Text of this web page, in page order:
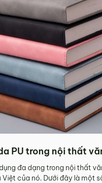
PU trong nội thất
đa dạng trong nội thất
của nó. Dưới đây là một